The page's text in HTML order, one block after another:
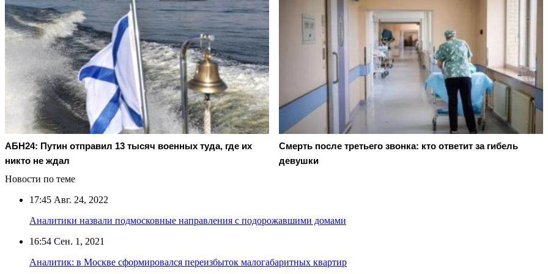
АБН24: Путин отправил 13 тысяч военных туда, где их
никто не ждал
Смерть после третьего звонка: кто ответит за гибель
девушки
Новости по теме
17:45 Авг. 24, 2022
Аналитики назвали подмосковные направления с подорожавшими домами
16:54 Сен. 1, 2021
Аналитик: в Москве сформировался переизбыток малогабаритных квартир